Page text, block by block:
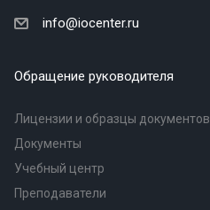
info@iocenter.ru
Обращение руководителя
Лицензии и образцы документов
Документы
Учебный центр
Преподаватели